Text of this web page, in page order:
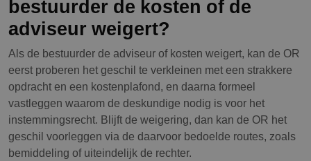
bestuurder de kosten of de
adviseur weigert?
Als de bestuurder de adviseur of kosten weigert, kan de OR
eerst proberen het geschil te verkleinen met een strakkere
opdracht en een kostenplafond, en daarna formeel
vastleggen waarom de deskundige nodig is voor het
instemmingsrecht. Blijft de weigering, dan kan de OR het
geschil voorleggen via de daarvoor bedoelde routes, zoals
bemiddeling of uiteindelijk de rechter.